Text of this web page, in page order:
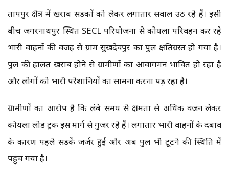
प्रतापपुर क्षेत्र में खराब सड़कों को लेकर लगातार सवाल उठ रहे हैं। इसी
बीच जगरनाथपुर स्थित SECL परियोजना से कोयला परिवहन कर रहे
भारी वाहनों की वजह से ग्राम सुखदेवपुर का पुल क्षतिग्रस्त हो गया है।
पुल की हालत खराब होने से ग्रामीणों का आवागमन प्रभावित हो रहा है
और लोगों को भारी परेशानियों का सामना करना पड़ रहा है।
ग्रामीणों का आरोप है कि लंबे समय से क्षमता से अधिक वजन लेकर
कोयला लोड ट्रक इस मार्ग से गुजर रहे हैं। लगातार भारी वाहनों के दबाव
के कारण पहले सड़कें जर्जर हुईं और अब पुल भी टूटने की स्थिति में
पहुंच गया है।